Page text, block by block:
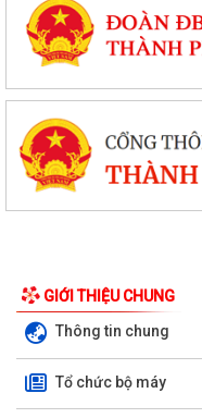
GIỚI THIỆU CHUNG
Thông tin chung
Tổ chức bộ máy